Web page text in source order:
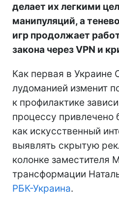
делает их легкими
манипуляций, а
игр продолжает
закона через VPN и
Как первая в Украине
лудоманией изменит
к профилактике
процессу привлечено
как искусственный
выявлять скрытую
колонке заместителя
трансформации
РБК-Украина.